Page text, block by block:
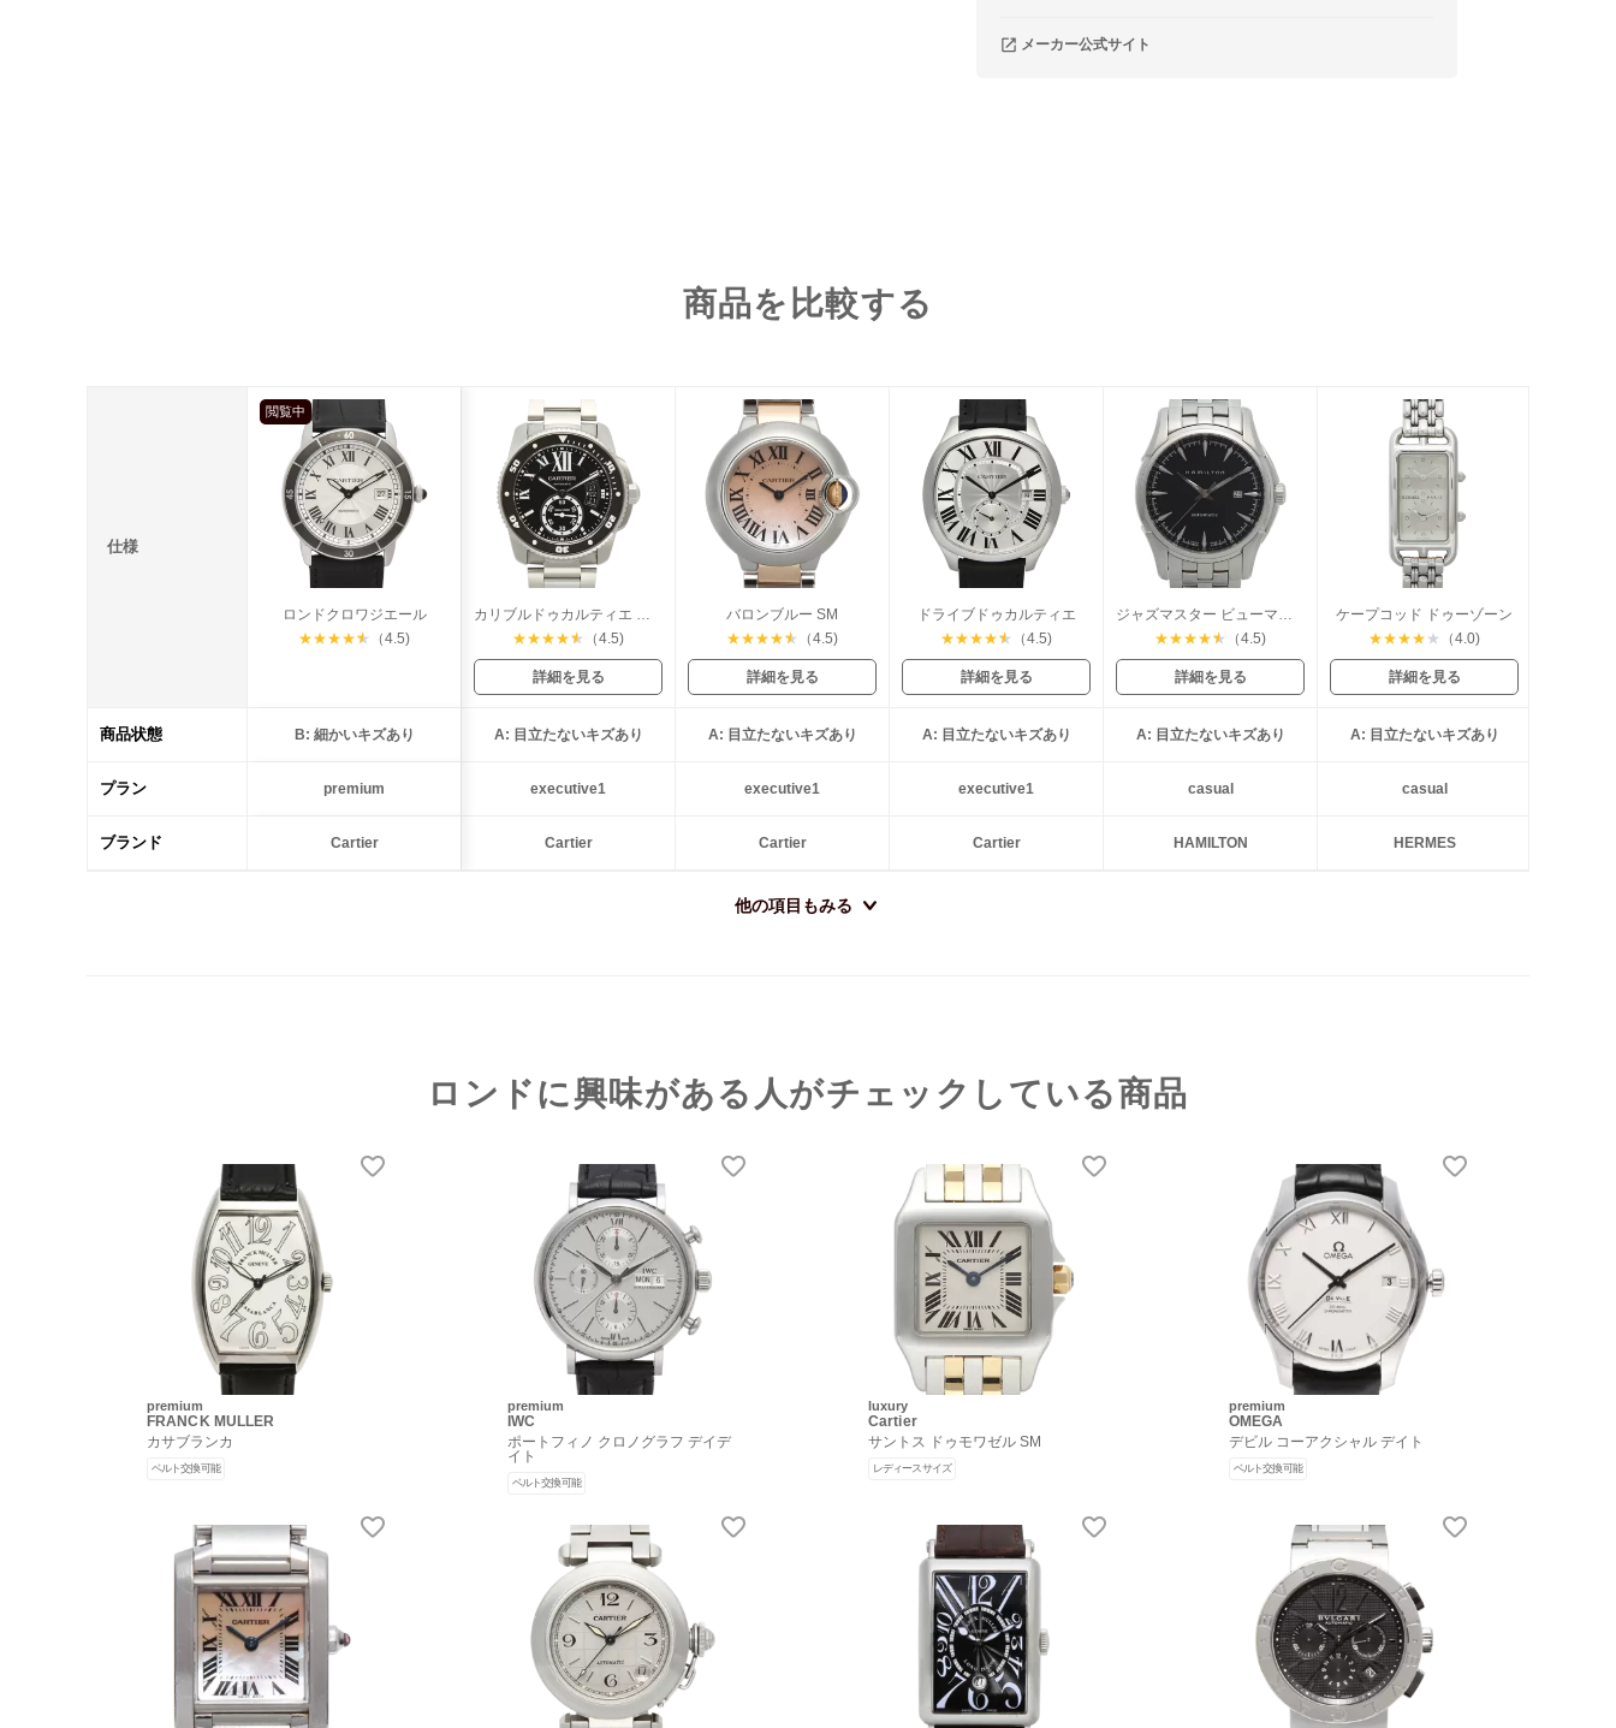
メーカー公式サイト
商品を比較する
仕様
閲覧中
ロンドクロワジエール
★★★★★ （4.5)
カリブルドゥカルティエ ダイバー
★★★★★ （4.5)
詳細を見る
バロンブルー SM
★★★★★ （4.5)
詳細を見る
ドライブドゥカルティエ
★★★★★ （4.5)
詳細を見る
ジャズマスター ビューマチック
★★★★★ （4.5)
詳細を見る
ケープコッド ドゥーゾーン
★★★★ ★ （4.0)
詳細を見る
商品状態 B: 細かいキズあり A: 目立たないキズあり A: 目立たないキズあり A: 目立たないキズあり A: 目立たないキズあり A: 目立たないキズあり
プラン premium executive1 executive1 executive1 casual casual
ブランド Cartier Cartier Cartier Cartier HAMILTON HERMES
他の項目もみる
ロンドに興味がある人がチェックしている商品
premium
FRANCK MULLER
カサブランカ
ベルト交換可能
premium
IWC
ポートフィノ クロノグラフ デイデ
イト
ベルト交換可能
luxury
Cartier
サントス ドゥモワゼル SM
レディースサイズ
premium
OMEGA
デビル コーアクシャル デイト
ベルト交換可能